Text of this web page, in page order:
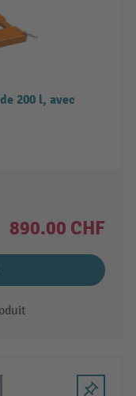
200 l, avec
890.00 CHF